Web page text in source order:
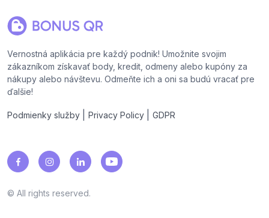
Vernostná aplikácia pre každý podnik! Umožnite svojim
zákazníkom získavať body, kredit, odmeny alebo kupóny za
nákupy alebo návštevu. Odmeňte ich a oni sa budú vracať pre
ďalšie!
Podmienky služby Privacy Policy GDPR
© All rights reserved.